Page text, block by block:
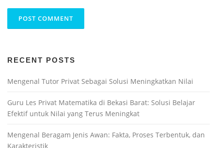
RECENT POSTS
Mengenal Tutor Privat Sebagai Solusi Meningkatkan Nilai
Guru Les Privat Matematika di Bekasi Barat: Solusi Belajar
Efektif untuk Nilai yang Terus Meningkat
Mengenal Beragam Jenis Awan: Fakta, Proses Terbentuk, dan
Karakteristik